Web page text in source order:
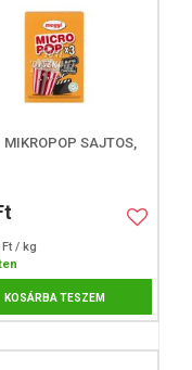
MIKROPOP SAJTOS,
Ft / kg
KOSÁRBA TESZEM